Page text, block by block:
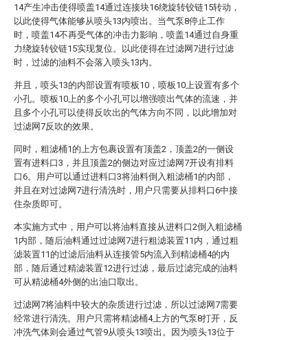
14产生冲击使得喷盖14通过连接块16绕旋转铰链15转动，
以此使得气体能够从喷头13内喷出。当气泵8停止工作
时，喷盖14不再受气体的冲击力影响，喷盖14通过自身重
力绕旋转铰链15实现复位。以此使得在过滤网7进行过滤
时，过滤的油料不会落入喷头13内。
并且，喷头13的内部设置有喷板10，喷板10上设置有多个
小孔。喷板10上的多个小孔可以增强喷出气体的流速，并
且多个小孔可以使得反吹出的气体方向不同，以此增加对
过滤网7反吹的效果。
同时，粗滤桶1的上方包裹设置有顶盖2，顶盖2的一侧设
置有进料口3，并且顶盖2的侧边对应过滤网7开设有排料
口6。用户可以通过进料口3将油料倒入粗滤桶1的内部，
并且在对过滤网7进行清洗时，用户只需要从排料口6中接
住杂质即可。
本实施方式中，用户可以将油料直接从进料口2倒入粗滤桶
1内部，随后油料通过过滤网7进行粗滤装置11内，通过粗
滤装置11的过滤后油料从连接管5内流入到精滤桶4的内
部，随后通过精滤装置12进行过滤，最后过滤完成的油料
可从精滤桶4外侧的出油口取出。
过滤网7将油料中较大的杂质进行过滤，所以过滤网7需要
经常进行清洗。用户只需将精滤桶4上方的气泵8打开，反
冲洗气体则会通过气管9从喷头13喷出。因为喷头13位于